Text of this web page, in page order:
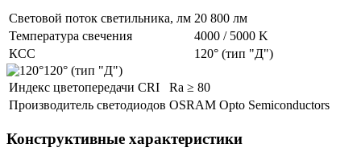
Световой поток светильника, лм 20 800 лм
Температура свечения
4000 / 5000 K
КСС
120° (тип "Д")
120° (тип "Д")
Индекс цветопередачи CRI
Ra ≥ 80
Производитель светодиодов OSRAM Opto Semiconductors
Конструктивные характеристики